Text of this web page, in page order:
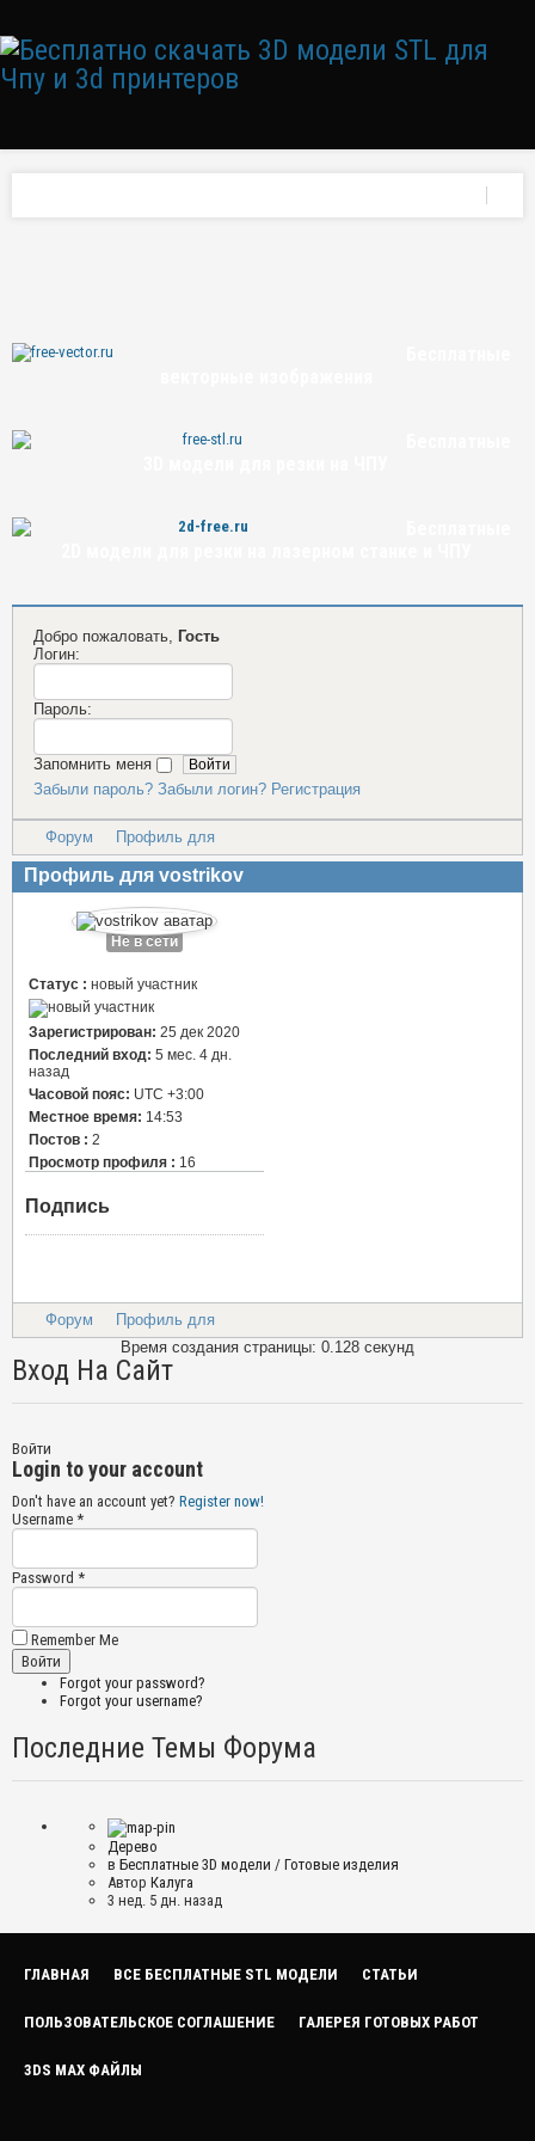
Добро пожаловать,
Гость
Логин:
Пароль:
Запомнить меня
Забыли пароль? Забыли логин? Регистрация
Форум Профиль для
Профиль для vostrikov
Не в сети
Статус : новый участник
Зарегистрирован: 25 дек 2020
Последний вход: 5 мес. 4 дн.
назад
Часовой пояс: UTC +3:00
Местное время: 14:53
Постов : 2
Просмотр профиля : 16
Подпись
Форум
Профиль для
Время создания страницы: 0.128 секунд
Вход На Сайт
Войти
Login to your account
Don't have an account yet? Register now!
Username *
Password *
Remember Me
Forgot your password?
Forgot your username?
Последние Темы Форума
Дерево
в Бесплатные 3D модели / Готовые изделия
Автор Калуга
3 нед. 5 дн. назад
ГЛАВНАЯ ВСЕ БЕСПЛАТНЫЕ STL МОДЕЛИ СТАТЬИ
ПОЛЬЗОВАТЕЛЬСКОЕ СОГЛАШЕНИЕ ГАЛЕРЕЯ ГОТОВЫХ РАБОТ
3DS MAX ФАЙЛЫ